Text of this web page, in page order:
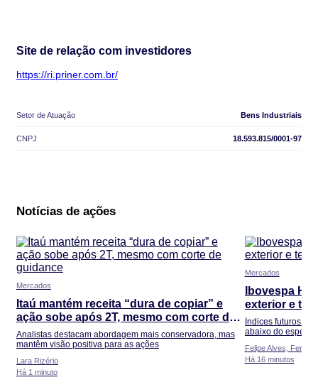
Site de relação com investidores
https://ri.priner.com.br/
Setor de Atuação Bens Industriais
CNPJ 18.593.815/0001-97
Notícias de ações
Mercados
Itaú mantém receita “dura de copiar” e
ação sobe após 2T, mesmo com corte de
guidance
Analistas destacam abordagem mais conservadora, mas
mantêm visão positiva para as ações
Lara Rizério
Há 1 minuto
Mercados
Ibovespa
exterior e
pontos
Índices futuros
abaixo do
Felipe Alves,
Há 16 minutos